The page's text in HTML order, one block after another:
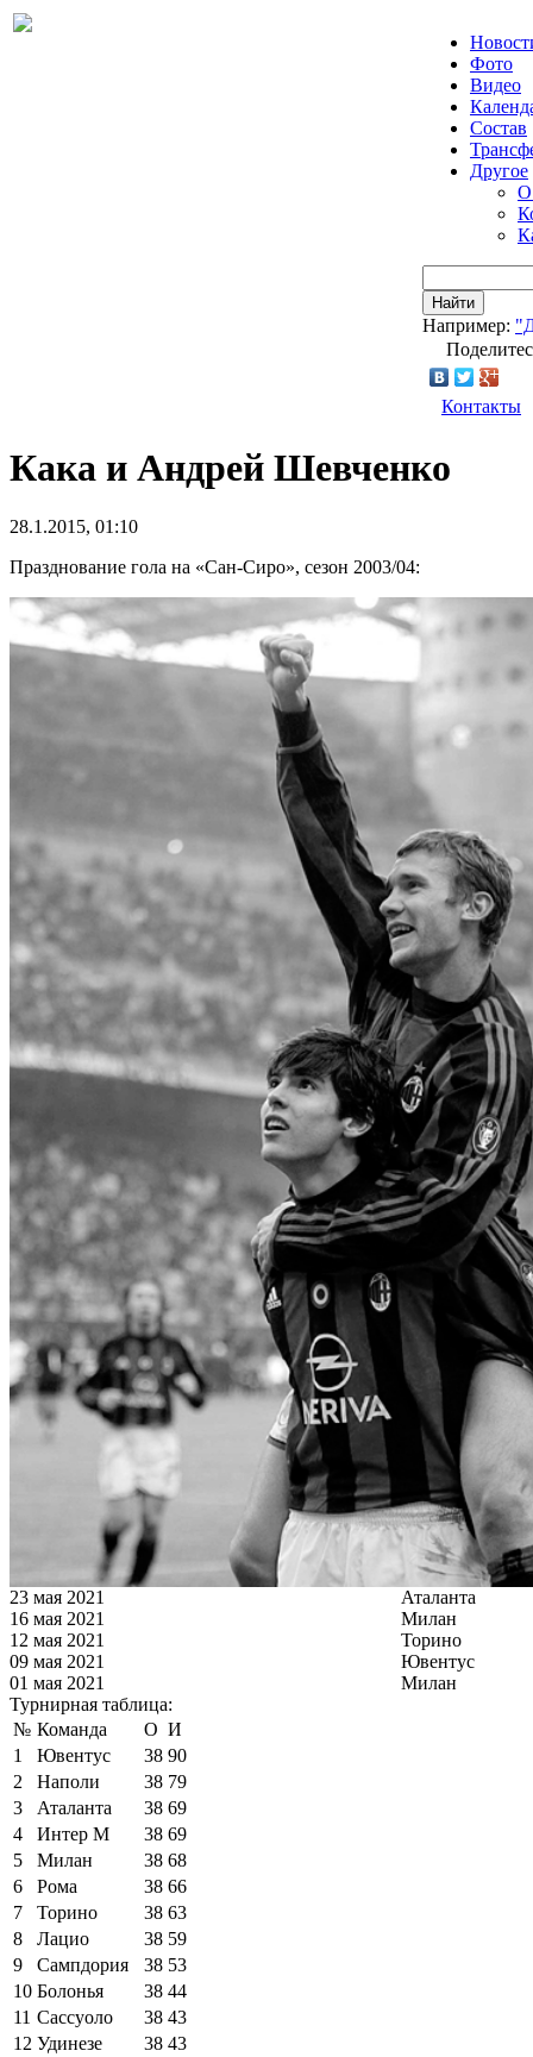
Фото
Видео
Состав
Другое
О
Найти
Например:
Контакты
Кака и Андрей Шевченко
28.1.2015, 01:10
Празднование гола на «Сан-Сиро», сезон 2003/04:
23 мая 2021
Аталанта
16 мая 2021
Милан
12 мая 2021
Торино
09 мая 2021
Ювентус
01 мая 2021
Милан
Турнирная таблица:
№ Команда О И
1
Ювентус 38 90
2
Наполи 38 79
3
Аталанта 38 69
4
Интер М 38 69
5
Милан 38 68
6
Рома 38 66
7
Торино 38 63
8
Лацио 38 59
9
Сампдория 38 53
10 Болонья 38 44
11 Сассуоло 38 43
12 Удинезе 38 43